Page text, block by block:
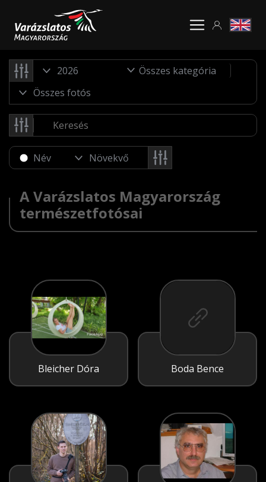
Összes kategória
Név
A Varázslatos Magyarország
természetfotósai
Bleicher Dóra Boda Bence